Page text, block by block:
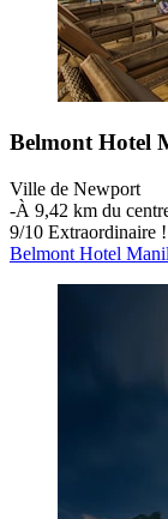
Belmont Hotel
Ville de Newport
‐À 9,42 km du
9/10 Extraordinaire
Belmont Hotel